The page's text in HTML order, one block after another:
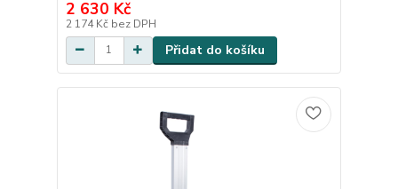
2 630 Kč
2 174 Kč bez DPH
Přidat do košíku